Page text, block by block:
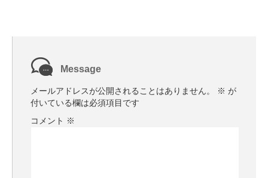
Message
メールアドレスが公開されることはありません。 ※ が
付いている欄は必須項目です
コメント ※